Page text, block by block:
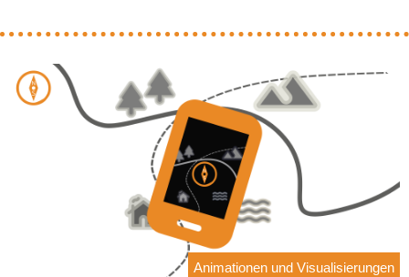
Animationen und Visualisierungen